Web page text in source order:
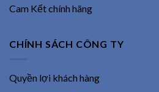
Cam Kết chính hãng
CHÍNH SÁCH CÔNG TY
Quyền lợi khách hàng